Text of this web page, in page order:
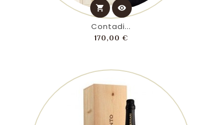
shopping_cart visibility
Contadi...
170,00 €Prezzo